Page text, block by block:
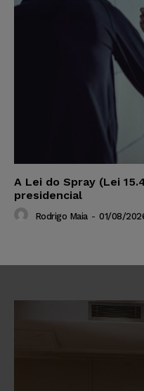
A Lei do Spray (Lei
presidencial
Rodrigo Maia - 01/08/